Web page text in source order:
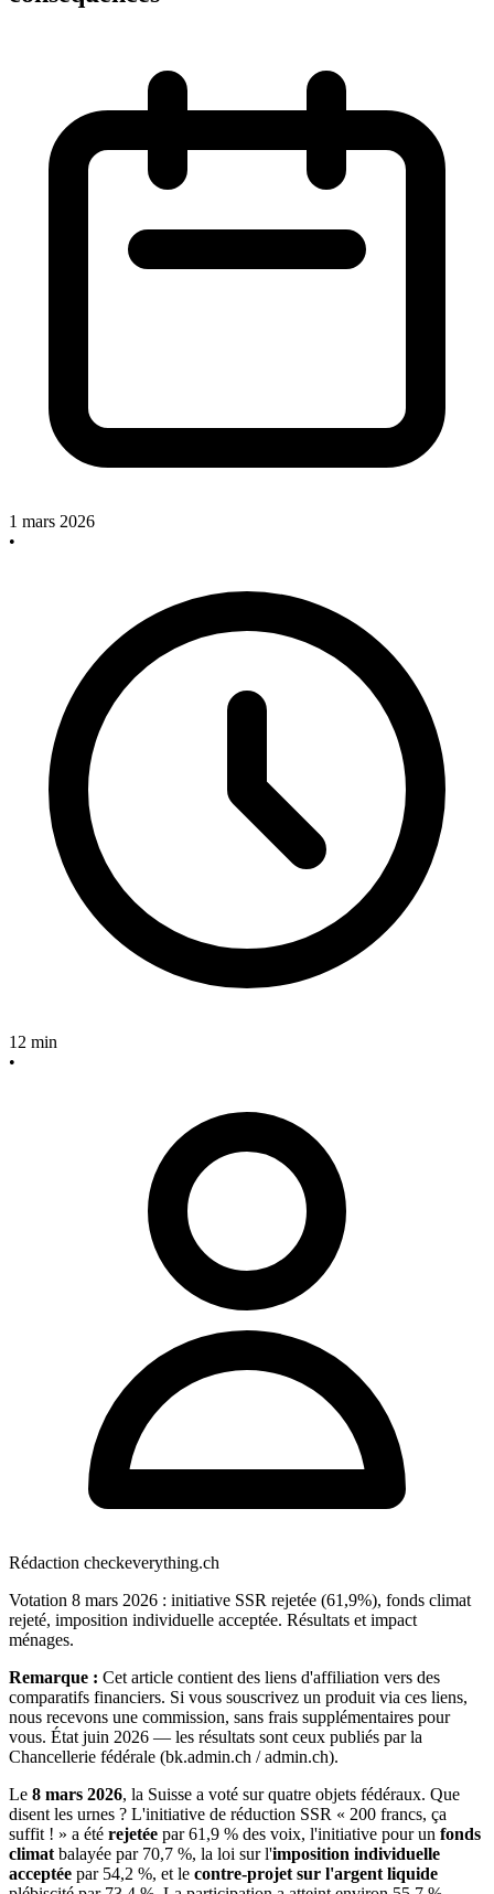
1 mars 2026
•
12 min
•
Rédaction checkeverything.ch
Votation 8 mars 2026 : initiative SSR rejetée (61,9%), fonds climat
rejeté, imposition individuelle acceptée. Résultats et impact
ménages.
Remarque : Cet article contient des liens d'affiliation vers des
comparatifs financiers. Si vous souscrivez un produit via ces liens,
nous recevons une commission, sans frais supplémentaires pour
vous. État juin 2026 — les résultats sont ceux publiés par la
Chancellerie fédérale (bk.admin.ch / admin.ch).
Le 8 mars 2026, la Suisse a voté sur quatre objets fédéraux. Que
disent les urnes ? L'initiative de réduction SSR « 200 francs, ça
suffit ! » a été rejetée par 61,9 % des voix, l'initiative pour un fonds
climat balayée par 70,7 %, la loi sur l'imposition individuelle
acceptée par 54,2 %, et le contre-projet sur l'argent liquide